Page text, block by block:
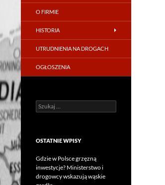
O FIRMIE
HISTORIA
UTRUDNIENIA NA DROGACH
OGŁOSZENIA
Szukaj:
OSTATNIE WPISY
Gdzie w Polsce grzęzną
inwestycje? Ministerstwo i
drogowcy wskazują wąskie